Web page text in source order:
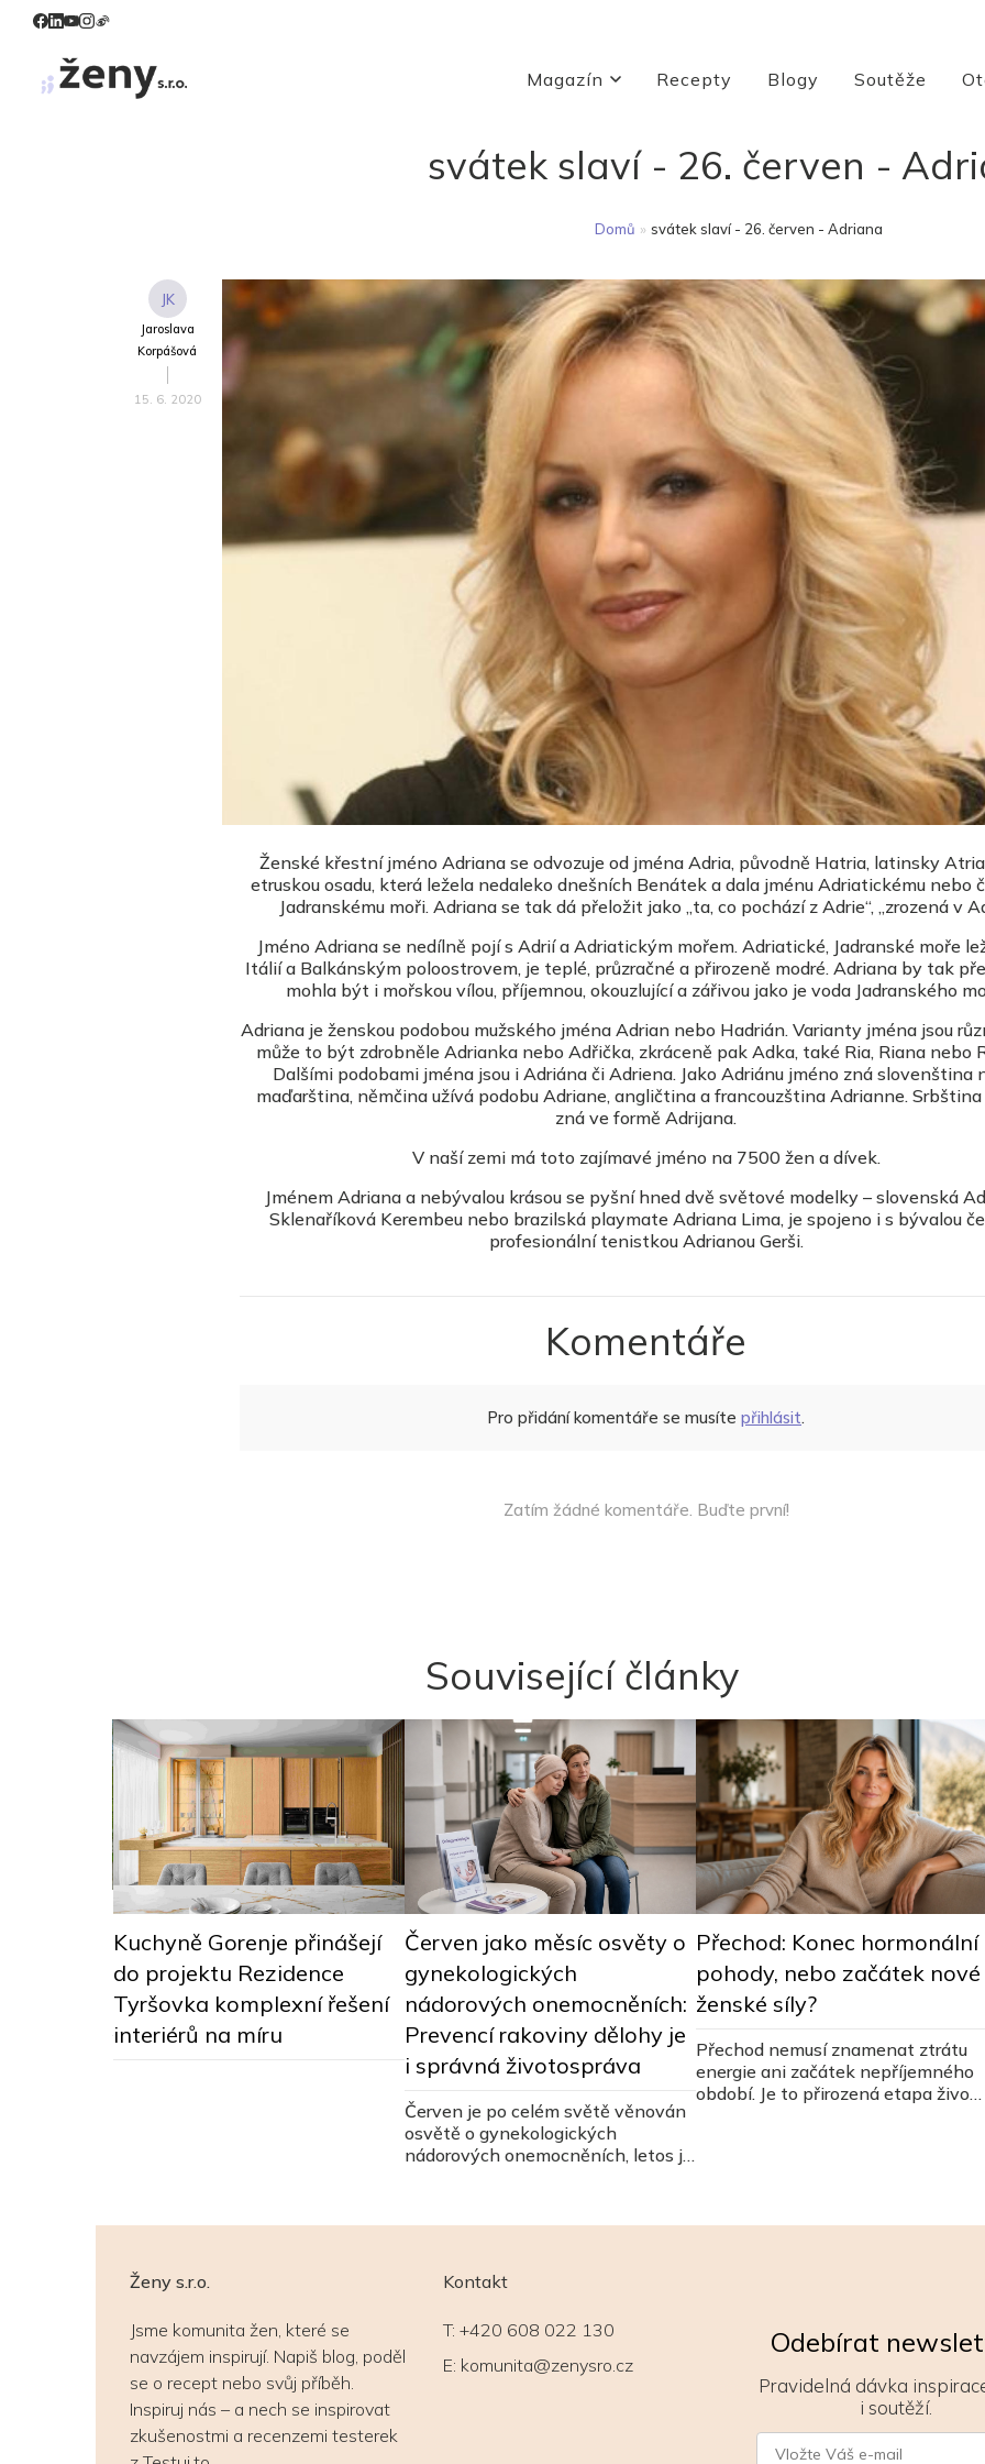
Magazín Recepty Blogy Soutěže
svátek slaví - 26. červen -
Domů » svátek slaví - 26. červen - Adriana
JK
Jaroslava
Korpášová
15. 6. 2020
Ženské křestní jméno Adriana se odvozuje od jména Adria, původně Hatria, latinsky
etruskou osadu, která ležela nedaleko dnešních Benátek a dala jménu Adriatickému nebo
Jadranskému moři. Adriana se tak dá přeložit jako „ta, co pochází z Adrie“, „zrozená v
Jméno Adriana se nedílně pojí s Adrií a Adriatickým mořem. Adriatické, Jadranské moře
Itálií a Balkánským poloostrovem, je teplé, průzračné a přirozeně modré. Adriana by tak
mohla být i mořskou vílou, příjemnou, okouzlující a zářivou jako je voda Jadranského
Adriana je ženskou podobou mužského jména Adrian nebo Hadrián. Varianty jména jsou
může to být zdrobněle Adrianka nebo Adřička, zkráceně pak Adka, také Ria, Riana nebo
Dalšími podobami jména jsou i Adriána či Adriena. Jako Adriánu jméno zná slovenština
maďarština, němčina užívá podobu Adriane, angličtina a francouzština Adrianne.
zná ve formě Adrijana.
V naší zemi má toto zajímavé jméno na 7500 žen a dívek.
Jménem Adriana a nebývalou krásou se pyšní hned dvě světové modelky – slovenská
Sklenaříková Kerembeu nebo brazilská playmate Adriana Lima, je spojeno i s bývalou
profesionální tenistkou Adrianou Gerši.
Komentáře
Pro přidání komentáře se musíte přihlásit.
Zatím žádné komentáře. Buďte první!
Související články
Kuchyně Gorenje přinášejí
do projektu Rezidence
Tyršovka komplexní řešení
interiérů na míru
Červen jako měsíc osvěty o
gynekologických
nádorových onemocněních:
Prevencí rakoviny dělohy je
i správná životospráva
Červen je po celém světě věnován
osvětě o gynekologických
nádorových onemocněních, letos je
Přechod: Konec hormonální
pohody, nebo začátek nové
ženské síly?
Přechod nemusí znamenat ztrátu
energie ani začátek nepříjemného
období. Je to přirozená etapa života
na toto období nahlíží tradiční
Ženy s.r.o.
Jsme komunita žen, které se
navzájem inspirují. Napiš blog, poděl
se o recept nebo svůj příběh.
Inspiruj nás – a nech se inspirovat
zkušenostmi a recenzemi testerek
Kontakt
T: +420 608 022 130
E: komunita@zenysro.cz
Odebírat
Pravidelná dávka
i soutěží.